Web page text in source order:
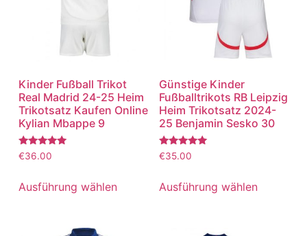
Kinder Fußball Trikot
Real Madrid 24-25 Heim
Trikotsatz Kaufen Online
Kylian Mbappe 9
Bewertet
mit
von 5
€36.00
Ausführung wählen
Günstige Kinder
Fußballtrikots RB Leipzig
Heim Trikotsatz 2024-
25 Benjamin Sesko 30
Bewertet
mit
von 5
€35.00
Ausführung wählen